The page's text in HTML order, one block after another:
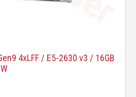
4xLFF / E5-2630 v3 / 16GB